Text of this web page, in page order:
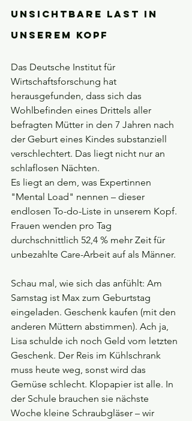
unsichtbare Last in
unserem Kopf
Das Deutsche Institut für
Wirtschaftsforschung hat
herausgefunden, dass sich das
Wohlbefinden eines Drittels aller
befragten Mütter in den 7 Jahren nach
der Geburt eines Kindes substanziell
verschlechtert. Das liegt nicht nur an
schlaflosen Nächten.
Es liegt an dem, was Expertinnen
"Mental Load" nennen – dieser
endlosen To-do-Liste in unserem Kopf.
Frauen wenden pro Tag
durchschnittlich 52,4 % mehr Zeit für
unbezahlte Care-Arbeit auf als Männer.
Schau mal, wie sich das anfühlt: Am
Samstag ist Max zum Geburtstag
eingeladen. Geschenk kaufen (mit den
anderen Müttern abstimmen). Ach ja,
Lisa schulde ich noch Geld vom letzten
Geschenk. Der Reis im Kühlschrank
muss heute weg, sonst wird das
Gemüse schlecht. Klopapier ist alle. In
der Schule brauchen sie nächste
Woche kleine Schraubgläser – wir